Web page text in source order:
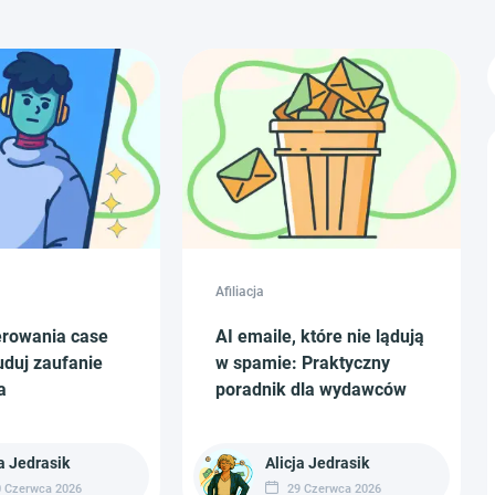
case
zaufanie
Jedrasik
Czerwca 2026
Afiliacja
AI emaile, które nie lądują
w spamie: Praktyczny
poradnik dla wydawców
Alicja Jedrasik
29 Czerwca 2026